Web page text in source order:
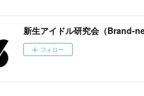
新生アイドル研究会（Brand-
フォロー